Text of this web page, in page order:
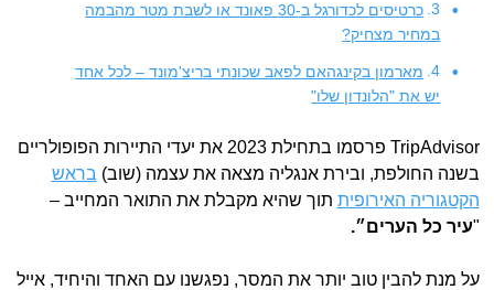
כרטיסים לכדורגל ב-30 פאונד או לשבת מטר מהבמה
במחיר מצחיק?
מארמון בקינגהאם לפאב שכונתי בריצ'מונד – לכל אחד
יש את "הלונדון שלו"
TripAdvisor פרסמו בתחילת 2023 את יעדי התיירות הפופולריים
בשנה החולפת, ובירת אנגליה מצאה את עצמה (שוב) בראש
הקטגוריה האירופית תוך שהיא מקבלת את התואר המחייב –
"עיר כל הערים״.
על מנת להבין טוב יותר את המסר, נפגשנו עם האחד והיחיד, אייל